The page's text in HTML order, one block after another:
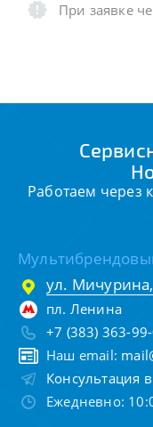
При заявке
Работаем через
ул.
пл. Ленина
+7 (383) 363-
Наш email:
Консультация
Ежедневно: